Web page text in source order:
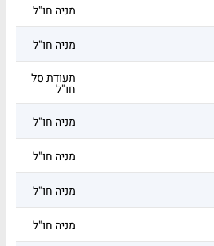
מניה חו"ל
מניה חו"ל
תעודת סל
חו"ל
מניה חו"ל
מניה חו"ל
מניה חו"ל
מניה חו"ל